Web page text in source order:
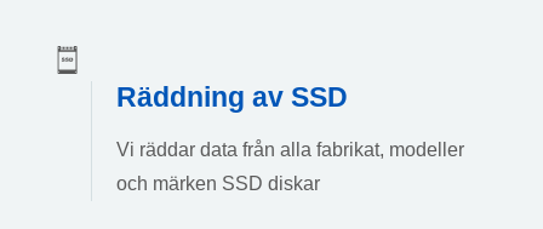
Räddning av SSD
Vi räddar data från alla fabrikat, modeller
och märken SSD diskar